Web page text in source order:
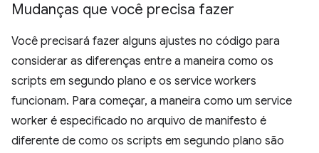
Mudanças que você precisa fazer
Você precisará fazer alguns ajustes no código para
considerar as diferenças entre a maneira como os
scripts em segundo plano e os service workers
funcionam. Para começar, a maneira como um service
worker é especificado no arquivo de manifesto é
diferente de como os scripts em segundo plano são